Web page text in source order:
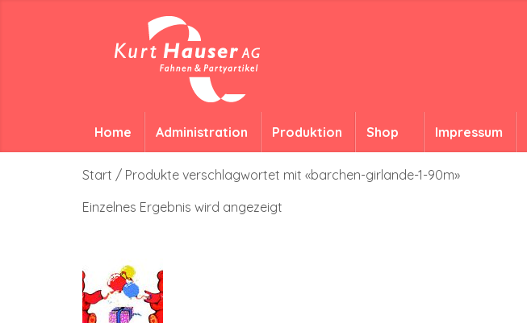
Home Administration Produktion Shop Impressum
Start / Produkte verschlagwortet mit «barchen-girlande-1-90m»
Einzelnes Ergebnis wird angezeigt